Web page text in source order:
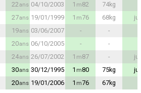
22ans 04/10/2003 1 m82 74kg
27ans 19/01/1999 1 m76 68kg
19ans 03/06/2007 - -
20ans 06/10/2005 - -
24ans 26/07/2002 1 m87 -
30ans 30/12/1995 1 m80 75kg
20ans 19/01/2006 1 m76 67kg